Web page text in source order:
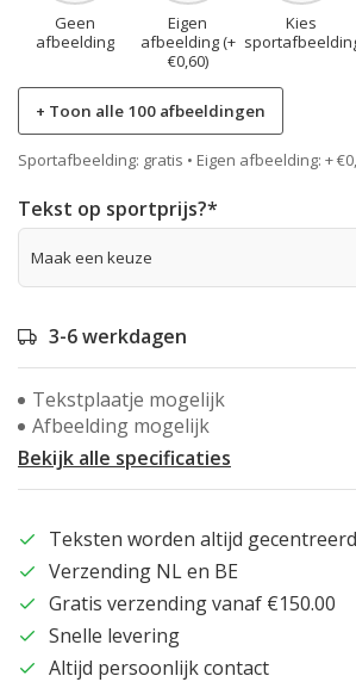
Geen
afbeelding
Eigen
afbeelding (+
€0,60)
Kies
+ Toon alle 100 afbeeldingen
Sportafbeelding: gratis • Eigen afbeelding: +
Tekst op sportprijs?*
3-6 werkdagen
Tekstplaatje mogelijk
Afbeelding mogelijk
Bekijk alle specificaties
Teksten worden altijd gecentreerd
Verzending NL en BE
Gratis verzending vanaf €150.00
Snelle levering
Altijd persoonlijk contact